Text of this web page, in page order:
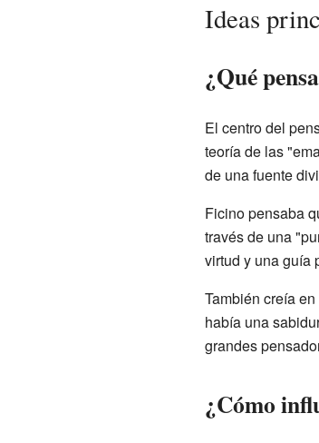
Ideas
¿Qué
El centro del
teoría de las
de una fuente
Ficino pensaba
través de una
virtud y una guía
También creía
había una
grandes
¿Cómo